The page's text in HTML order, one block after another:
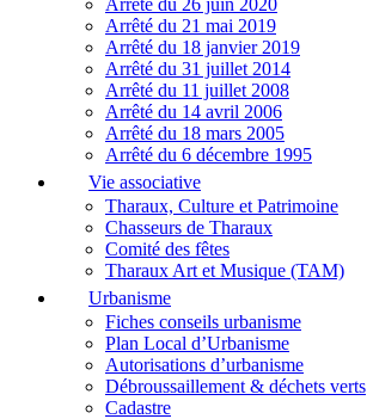
Arrêté du 26 juin 2020
Arrêté du 21 mai 2019
Arrêté du 18 janvier 2019
Arrêté du 31 juillet 2014
Arrêté du 11 juillet 2008
Arrêté du 14 avril 2006
Arrêté du 18 mars 2005
Arrêté du 6 décembre 1995
Vie associative
Tharaux, Culture et Patrimoine
Chasseurs de Tharaux
Comité des fêtes
Tharaux Art et Musique (TAM)
Urbanisme
Fiches conseils urbanisme
Plan Local d’Urbanisme
Autorisations d’urbanisme
Débroussaillement & déchets verts
Cadastre